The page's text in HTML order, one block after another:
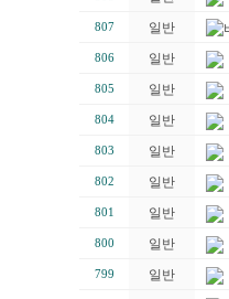
807 일반
806 일반
805 일반
804 일반
803 일반
802 일반
801 일반
800 일반
799 일반